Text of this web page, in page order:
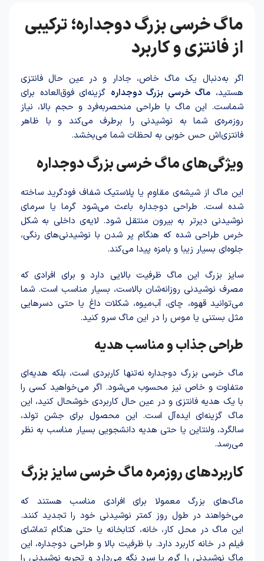
ماگ خرسی بزرگ دوجداره؛ ترکیبی
از فانتزی و کاربرد
اگر به‌دنبال یک ماگ خاص، جادار و در عین حال فانتزی
هستید، ماگ خرسی بزرگ دوجداره گزینه‌ای فوق‌العاده برای
شماست. این ماگ با طراحی منحصربه‌فرد و حجم بالا، نیاز
روزمره‌ی شما به نوشیدنی را برطرف می‌کند و با ظاهر
فانتزی‌اش حس خوبی به لحظات شما می‌بخشد.
ویژگی‌های ماگ خرسی بزرگ دوجداره
این ماگ از شیشه‌ی مقاوم یا پلاستیک شفاف فودگرید ساخته
شده است. طراحی دوجداره باعث می‌شود گرما یا سرمای
نوشیدنی دیرتر به بیرون منتقل شود. لایه‌ی داخلی به شکل
خرس طراحی شده که هنگام پر شدن با نوشیدنی‌های رنگی،
جلوه‌ای بسیار زیبا و بامزه پیدا می‌کند.
سایز بزرگ این ماگ ظرفیت بالایی دارد و برای افرادی که
مصرف نوشیدنی روزانه‌شان بالاست، بسیار مناسب است. شما
می‌توانید قهوه، چای، آب‌میوه، شکلات داغ یا حتی دسرهایی
مثل بستنی یا موس را در این ماگ سرو کنید.
طراحی جذاب و مناسب هدیه
ماگ خرسی بزرگ دوجداره نه‌تنها کاربردی است، بلکه هدیه‌ای
متفاوت و خاص نیز محسوب می‌شود. اگر می‌خواهید کسی را
با یک هدیه فانتزی و در عین حال کاربردی خوشحال کنید، این
ماگ گزینه‌ای ایده‌آل است. این محصول برای جشن تولد،
سالگرد، ولنتاین یا حتی هدیه دانشجویی بسیار مناسب به نظر
می‌رسد.
کاربردهای روزمره ماگ خرسی سایز بزرگ
ماگ‌های بزرگ معمولا برای افرادی مناسب هستند که
می‌خواهند در طول روز کمتر نوشیدنی خود را تجدید کنند.
این ماگ در محل کار، خانه، کتابخانه یا حتی هنگام تماشای
فیلم در خانه کاربرد دارد. با ظرفیت بالا و طراحی دوجداره، این